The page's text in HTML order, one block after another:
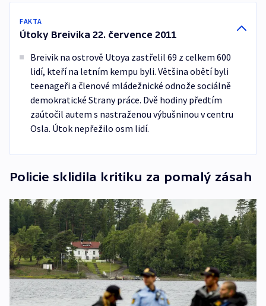
FAKTA
Útoky Breivika 22. července 2011
Breivik na ostrově Utoya zastřelil 69 z celkem 600
lidí, kteří na letním kempu byli. Většina obětí byli
teenageři a členové mládežnické odnože sociálně
demokratické Strany práce. Dvě hodiny předtím
zaútočil autem s nastraženou výbušninou v centru
Osla. Útok nepřežilo osm lidí.
Policie sklidila kritiku za pomalý zásah